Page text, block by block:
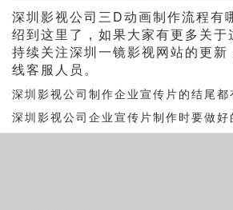
深圳影视公司三D动画制作流程有
绍到这里了，如果大家有更多关于
持续关注深圳一镜影视网站的更新
线客服人员。
深圳影视公司制作企业宣传片的结尾都
深圳影视公司企业宣传片制作时要做好